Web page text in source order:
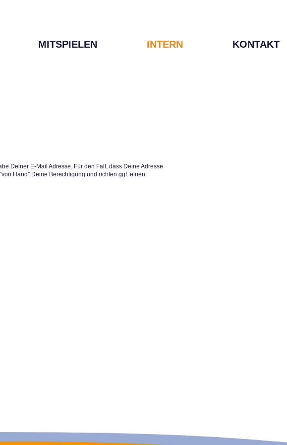
MITSPIELEN INTERN KONTAKT
Deiner E-Mail Adresse. Für den Fall, dass Deine Adresse
Hand" Deine Berechtigung und richten ggf. einen